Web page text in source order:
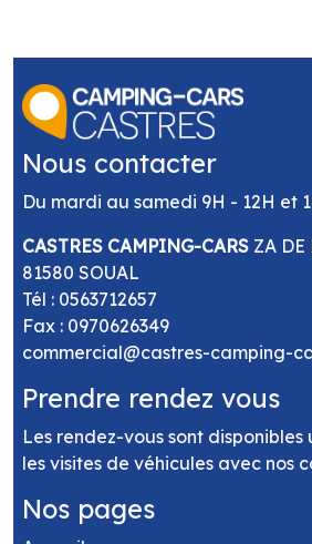
STYLEVAN EMOTION ...
Ouverture du Mardi au
14h00 -- 19h00
Nous contacter
Du mardi au samedi 9H - 12H et
CASTRES CAMPING-CARS ZA DE
81580 SOUAL
Tél : 0563712657
Fax : 0970626349
commercial@castres-camping-
Prendre rendez vous
Les rendez-vous sont
les visites de véhicules avec nos
Nos pages